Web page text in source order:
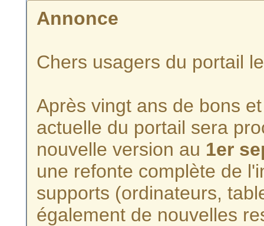
Annonce
Chers usagers du portail
Après vingt ans de bons
actuelle du portail sera
nouvelle version au 1er
une refonte complète de
supports (ordinateurs,
également de nouvelles